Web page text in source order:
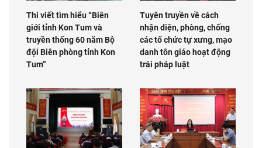
Thi viết tìm hiểu “Biên
giới tỉnh Kon Tum và
truyền thống 60 năm Bộ
đội Biên phòng tỉnh Kon
Tum”
Tuyên truyền về cách
nhận diện, phòng, chống
các tổ chức tự xưng, mạo
danh tôn giáo hoạt động
trái pháp luật